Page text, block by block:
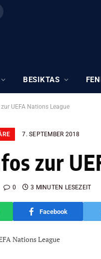
BESIKTAS
UEFA Nations League
7. SEPTEMBER 2018
zur
0 3 MINUTEN LESEZEIT
Facebook